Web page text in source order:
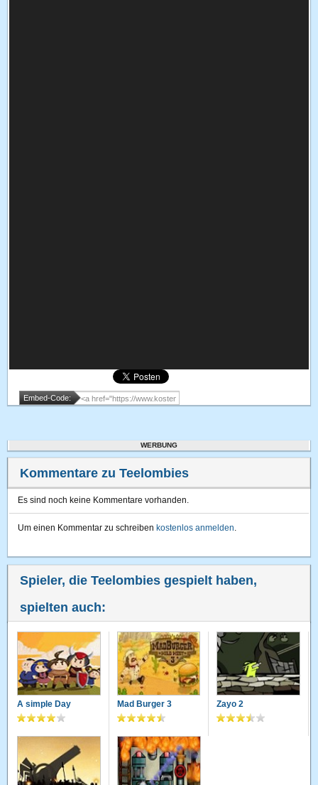
Embed-Code:
WERBUNG
Kommentare zu Teelombies
Es sind noch keine Kommentare vorhanden.
Um einen Kommentar zu schreiben kostenlos anmelden.
Spieler, die Teelombies gespielt haben,
spielten auch:
A simple Day Mad Burger 3 Zayo 2